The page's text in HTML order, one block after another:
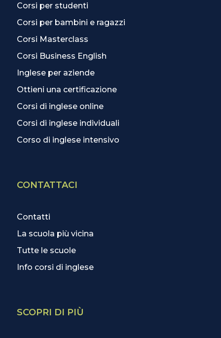
Corsi per studenti
Corsi per bambini e ragazzi
Corsi Masterclass
Corsi Business English
Inglese per aziende
Ottieni una certificazione
Corsi di inglese online
Corsi di inglese individuali
Corso di inglese intensivo
CONTATTACI
Contatti
La scuola più vicina
Tutte le scuole
Info corsi di inglese
SCOPRI DI PIÙ